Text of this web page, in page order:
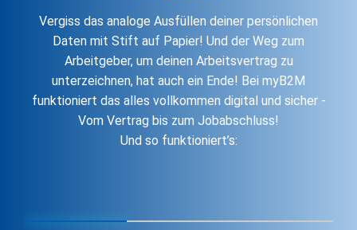
Vergiss das analoge Ausfüllen deiner persönlichen
Daten mit Stift auf Papier! Und der Weg zum
Arbeitgeber, um deinen Arbeitsvertrag zu
unterzeichnen, hat auch ein Ende! Bei myB2M
funktioniert das alles vollkommen digital und sicher -
Vom Vertrag bis zum Jobabschluss!
Und so funktioniert’s: